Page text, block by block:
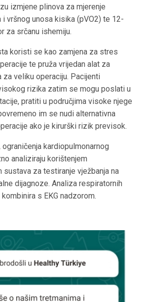
izmjene plinova za mjerenje
i vršnog unosa kisika (pVO2) te 12-
za srčanu ishemiju.
koristi se kao zamjena za stres
te pruža vrijedan alat za
veliku operaciju. Pacijenti
rizika zatim se mogu poslati u
pratiti u područjima visoke njege
im se nudi alternativna
ako je kirurški rizik previsok.
ograničenja kardiopulmonarnog
analiziraju korištenjem
sustava za testiranje vježbanja na
dijagnoze. Analiza respiratornih
s EKG nadzorom.